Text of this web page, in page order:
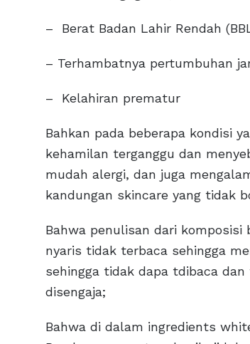
– Berat Badan Lahir Rendah
– Terhambatnya pertumbuhan
– Kelahiran prematur
Bahkan pada beberapa kondisi
kehamilan terganggu dan
mudah alergi, dan juga
kandungan skincare yang tidak
Bahwa penulisan dari
nyaris tidak terbaca sehingga
sehingga tidak dapa tdibaca
disengaja;
Bahwa di dalam ingredients